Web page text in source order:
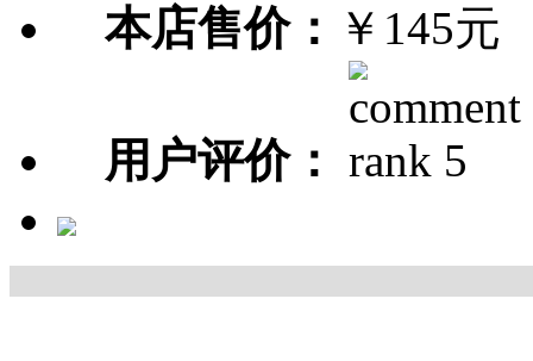
本店售价： ￥145元
用户评价：